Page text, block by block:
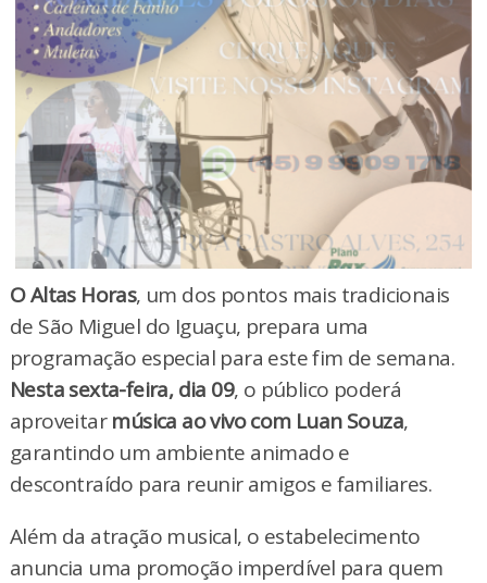
O Altas Horas, um dos pontos mais tradicionais
de São Miguel do Iguaçu, prepara uma
programação especial para este fim de semana.
Nesta sexta-feira, dia 09, o público poderá
aproveitarmúsica ao vivo com Luan Souza,
garantindo um ambiente animado e
descontraído para reunir amigos e familiares.
Além da atração musical, o estabelecimento
anuncia uma promoção imperdível para quem